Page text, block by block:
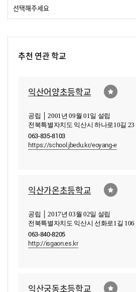
추천 연관 학교
익산어양초등학교
공립 │ 2001년 09월 01일 설립
전북특별자치도 익산시 하나로10길 23
063-835-8103
https://school.jbedu.kr/eoyang-e
익산가온초등학교
공립 │ 2017년 03월 02일 설립
전북특별자치도 익산시 선화로1길 106
063-840-8205
http://isgaon.es.kr
익산궁동초등학교